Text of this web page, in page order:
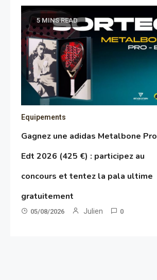
5 MINS READ
Equipements
Gagnez une adidas Metalbone Pro
Edt 2026 (425 €) : participez au
concours et tentez la pala ultime
gratuitement
05/08/2026 Julien 0